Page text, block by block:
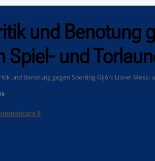
und Benotung
Spiel- und
und Benotung gegen Sporting Gijón: Lionel Messi
0